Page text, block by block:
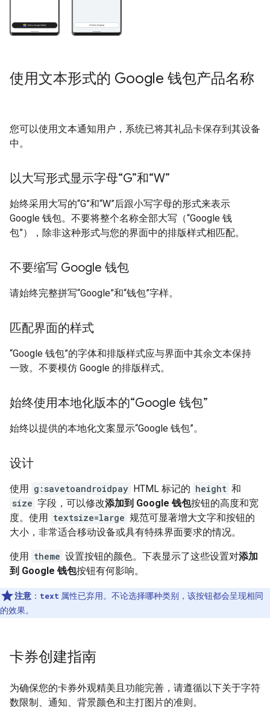
使用文本形式的 Google 钱包产品名称
您可以使用文本通知用户，系统已将其礼品卡保存到其设备
中。
以大写形式显示字母“G”和“W”
始终采用大写的“G”和“W”后跟小写字母的形式来表示
Google 钱包。不要将整个名称全部大写（“Google 钱
包”），除非这种形式与您的界面中的排版样式相匹配。
不要缩写 Google 钱包
请始终完整拼写“Google”和“钱包”字样。
匹配界面的样式
“Google 钱包”的字体和排版样式应与界面中其余文本保持
一致。不要模仿 Google 的排版样式。
始终使用本地化版本的“Google 钱包”
始终以提供的本地化文案显示“Google 钱包”。
设计
使用 g:savetoandroidpay HTML 标记的 height 和
size 字段，可以修改添加到 Google 钱包按钮的高度和宽
度。使用
textsize=large 规范可显著增大文字和按钮的
大小，非常适合移动设备或具有特殊界面要求的情况。
使用 theme 设置按钮的颜色。下表显示了这些设置对添加
到 Google 钱包按钮有何影响。
注意 ： text 属性已弃用。不论选择哪种类别，该按钮都会呈现相同
的效果。
卡券创建指南
为确保您的卡券外观精美且功能完善，请遵循以下关于字符
数限制、通知、背景颜色和主打图片的准则。